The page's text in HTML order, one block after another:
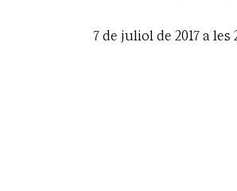
7 de juliol de 2017 a les